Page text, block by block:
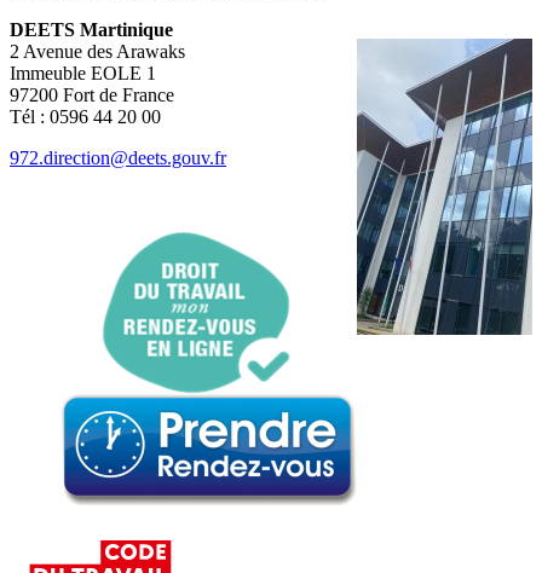
DEETS Martinique
2 Avenue des Arawaks
Immeuble EOLE 1
97200 Fort de France
Tél : 0596 44 20 00
972.direction@deets.gouv.fr